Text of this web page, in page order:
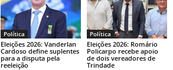
Política
Eleições 2026: Vanderlan
Cardoso define suplentes
para a disputa pela
reeleição
Política
Eleições 2026: Romário
Policarpo recebe apoio
de dois vereadores de
Trindade